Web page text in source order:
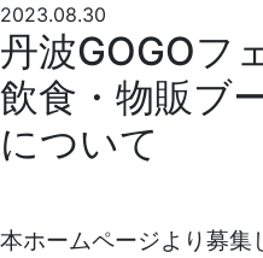
2023.08.30
丹波GOGOフ
飲食・物販ブ
について
本ホームページより募集